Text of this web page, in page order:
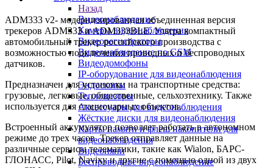
Назад
Видеонаблюдение
Камеры видеонаблюдения
Видеорегистраторы
Видеонаблюдение по GSM
Видеодомофоны
IP-оборудование для видеонаблюдения
Эндоскопы
Тепловизоры
Аксессуары для видеонаблюдения
Жёсткие диски для видеонаблюдения
Карты памяти и флеш накопители для
видеонаблюдения
Видеоняни
Беспроводное видеонаблюдение
ADM333 v2- модернизированная объединенная версия
трекеров ADM333 и ADM333BLE. Ультра компактный
автомобильный трекер российского производства с
возможностью подключения проводных и беспроводных
датчиков.
Предназначен для установки на транспортные средства:
грузовые, легковые, общественные, сельхозтехнику. Также
используется для стационарных объектов.
Встроенный аккумулятор позволяет работать в автономном
режиме до трех часов. Трекер отправляет данные на
различные сервисы телематики, такие как Wialon, БАРС-
ГЛОНАСС, Pilot, Navixy и другие с помощью одной из двух